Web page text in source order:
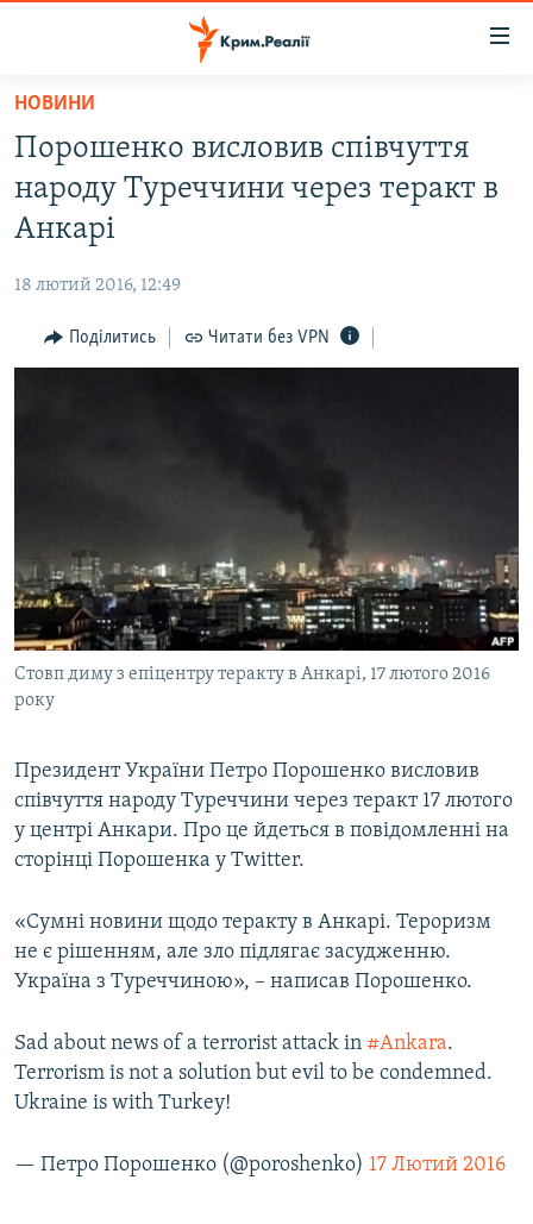
Перейти
основного
матеріалу
Перейти
до
основної
Перейти
до
ВОДА.КРИМ
ВІДЕО ТА ФОТО
БЛОГИ
ПОГЛЯД
ВІДЕОУРОКИ «ELIFBE»
СВІДЧЕННЯ ОКУПАЦІЇ
УКРАЇНСЬКА ПРОБЛЕМА КРИМУ
ІНФОГРАФІКА
Русский
Qırımtatar
ДОЛУЧАЙСЯ!
Усі сайти RFE/RL
НОВИНИ
Порошенко висловив співчуття
народу Туреччини через теракт в
Анкарі
18 лютий 2016, 12:49
Поділитись Читати без VPN
Стовп диму з епіцентру теракту в Анкарі, 17 лютого 2016
року
Президент України Петро Порошенко висловив
співчуття народу Туреччини через теракт 17 лютого
у центрі Анкари. Про це йдеться в повідомленні на
сторінці Порошенка у Twitter.
«Сумні новини щодо теракту в Анкарі. Тероризм
не є рішенням, але зло підлягає засудженню.
Україна з Туреччиною», – написав Порошенко.
Sad about news of a terrorist attack in #Ankara.
Terrorism is not a solution but evil to be condemned.
Ukraine is with Turkey!
— Петро Порошенко (@poroshenko) 17 Лютий 2016